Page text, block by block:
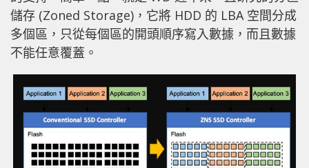
儲存 (Zoned Storage)，它將 HDD 的 LBA 空間分成
多個區，只從每個區的開頭順序寫入數據，而且數據
不能任意覆蓋。